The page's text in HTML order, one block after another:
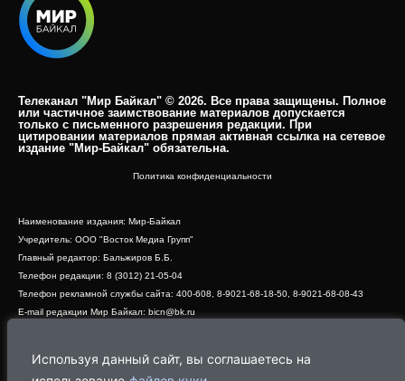
Используя данный сайт, вы соглашаетесь на
Телеканал "Мир Байкал" © 2026. Все права защищены. Полное
или частичное заимствование материалов допускается
только с письменного разрешения редакции. При
цитировании материалов прямая активная ссылка на сетевое
издание "Мир-Байкал" обязательна.​
Политика конфиденциальности
Наименование издания: Мир-Байкал
Учредитель: ООО "Восток Медиа Групп"
Главный редактор: Бальжиров Б.Б.
Телефон редакции: 8 (3012) 21-05-04
Телефон рекламной службы сайта: 400-608, 8-9021-68-18-50, 8-9021-68-08-43
E-mail редакции Мир Байкал: bicn@bk.ru
Адрес редакции: 670000, г. Улан-Удэ, ул. Профсоюзная, дом 44, офис 1